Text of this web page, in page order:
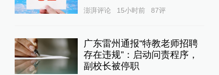
澎湃评论 15小时前 87评
广东雷州通报“特教老师招聘
存在违规”：启动问责程序，
副校长被停职